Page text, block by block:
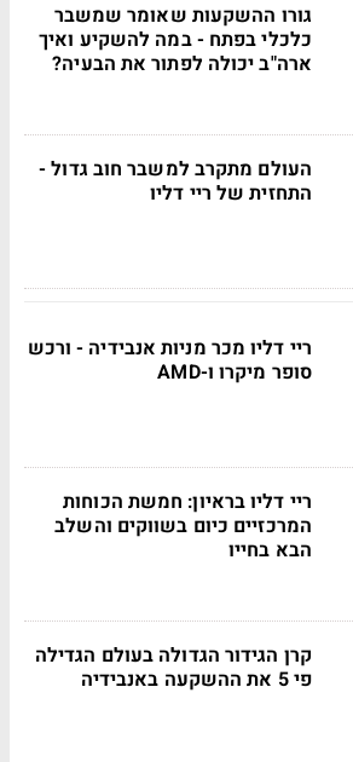
גורו ההשקעות שאומר שמשבר
כלכלי בפתח - במה להשקיע ואיך
ארה"ב יכולה לפתור את הבעיה?
העולם מתקרב למשבר חוב גדול -
התחזית של ריי דליו
ריי דליו מכר מניות אנבידיה - ורכש
סופר מיקרו ו-AMD
ריי דליו בראיון: חמשת הכוחות
המרכזיים כיום בשווקים והשלב
הבא בחייו
קרן הגידור הגדולה בעולם הגדילה
פי 5 את ההשקעה באנבידיה